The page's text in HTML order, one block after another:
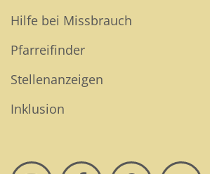
Hilfe bei Missbrauch
Pfarreifinder
Stellenanzeigen
Inklusion